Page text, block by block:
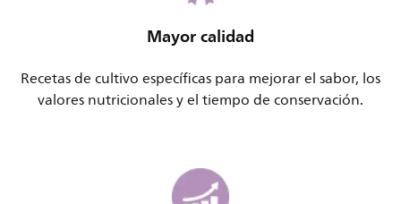
Mayor calidad
Recetas de cultivo específicas para mejorar el sabor, los
valores nutricionales y el tiempo de conservación.